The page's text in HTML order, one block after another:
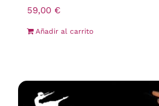
59,00 €
Añadir al carrito